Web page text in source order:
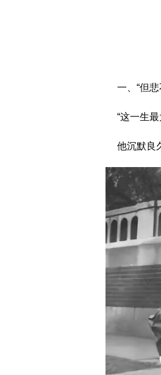
一、“但悲
“这一生最大
他沉默良久